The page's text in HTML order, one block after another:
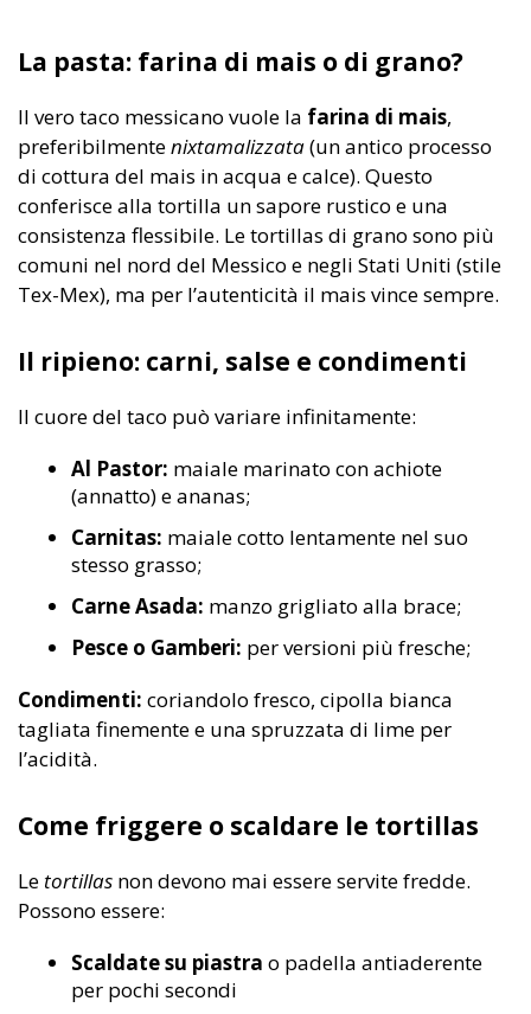
La pasta: farina di mais o di grano?
Il vero taco messicano vuole la farina di mais,
preferibilmentenixtamalizzata(un antico processo
di cottura del mais in acqua e calce). Questo
conferisce alla tortilla un sapore rustico e una
consistenza flessibile. Le tortillas di grano sono più
comuni nel nord del Messico e negli Stati Uniti (stile
Tex-Mex), ma per l’autenticità il mais vince sempre.
Il ripieno: carni, salse e condimenti
Il cuore del taco può variare infinitamente:
Al Pastor: maiale marinato con achiote
(annatto) e ananas;
Carnitas: maiale cotto lentamente nel suo
stesso grasso;
Carne Asada: manzo grigliato alla brace;
Pesce o Gamberi: per versioni più fresche;
Condimenti: coriandolo fresco, cipolla bianca
tagliata finemente e una spruzzata di lime per
l’acidità.
Come friggere o scaldare le tortillas
Le tortillas non devono mai essere servite fredde.
Possono essere:
Scaldate su piastra o padella antiaderente
per pochi secondi